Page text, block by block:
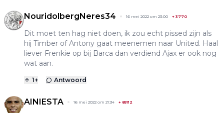
NouridolbergNeres34 16 mei 2022 om 23:00 + 3770
Dit moet ten hag niet doen, ik zou echt pissed zijn als
hij Timber of Antony gaat meenemen naar United. Haal
liever Frenkie op bij Barca dan verdiend Ajax er ook nog
wat aan.
1+ Antwoord
AINIESTA 16 mei 2022 om 21:34 + 85112